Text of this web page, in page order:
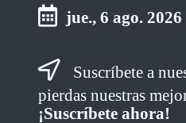
jue., 6 ago. 2026
Suscríbete a
pierdas nuestras
¡Suscríbete ahora!